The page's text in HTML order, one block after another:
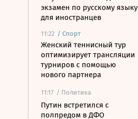
экзамен по русскому языку
для иностранцев
11:22 / Спорт
Женский теннисный тур
оптимизирует трансляции
турниров с помощью
нового партнера
11:17 / Политика
Путин встретился с
полпредом в ДФО